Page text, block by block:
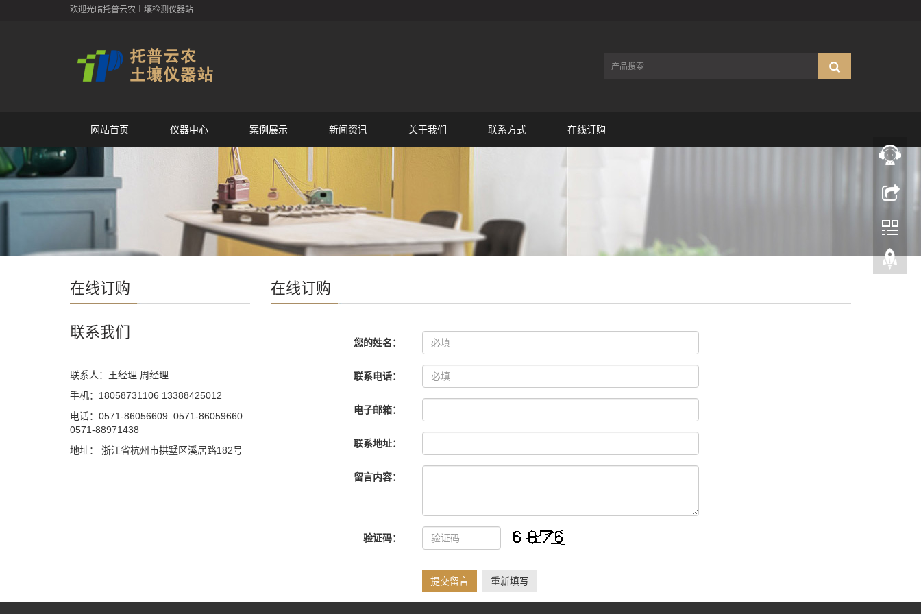
欢迎光临托普云农土壤检测仪器站
网站首页 仪器中心 案例展示 新闻资讯 关于我们 联系方式 在线订购
在线订购
您的姓名：
联系电话：
电子邮箱：
联系地址：
留言内容：
验证码：
提交留言 重新填写
在线订购
联系我们
联系人：王经理 周经理
手机：18058731106 13388425012
电话：0571-86056609 0571-86059660
0571-88971438
地址： 浙江省杭州市拱墅区溪居路182号